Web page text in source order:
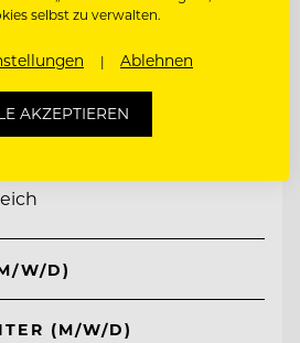
W/D)
(M/W/D)
selbst zu verwalten.
Ablehnen
AKZEPTIEREN